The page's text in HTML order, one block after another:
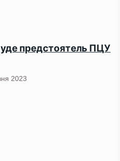
предстоятель ПЦУ
2023